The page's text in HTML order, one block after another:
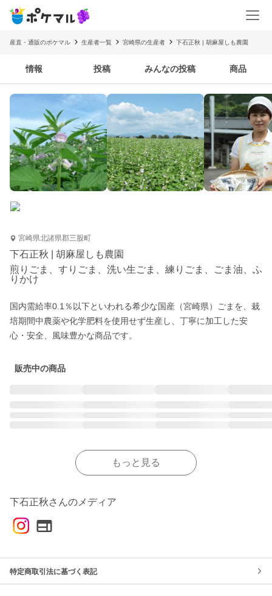
産直・通販のポケマル 生産者一覧 宮崎県の生産者 下石正秋 | 胡麻屋しも農園
情報 投稿 みんなの投稿 商品
宮崎県北諸県郡三股町
下石正秋 | 胡麻屋しも農園
煎りごま、すりごま、洗い生ごま、練りごま、ごま油、ふ
りかけ
国内需給率0.1％以下といわれる希少な国産（宮崎県）ごまを、栽
培期間中農薬や化学肥料を使用せず生産し、丁寧に加工した安
心・安全、風味豊かな商品です。
販売中の商品
もっと見る
下石正秋さんのメディア
特定商取引法に基づく表記